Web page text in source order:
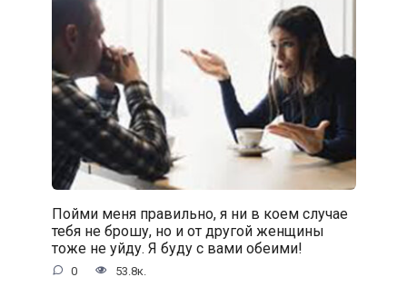
Пойми меня правильно, я ни в коем случае
тебя не брошу, но и от другой женщины
тоже не уйду. Я буду с вами обеими!
0 53.8к.